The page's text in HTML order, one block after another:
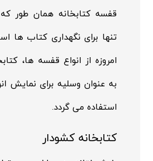
قفسه کتابخانه همان طور
تنها برای نگهداری کتاب ها
امروزه از انواع قفسه ها،
به عنوان وسلیه برای نمایش
استفاده می گردد.
کتابخانه کشودار